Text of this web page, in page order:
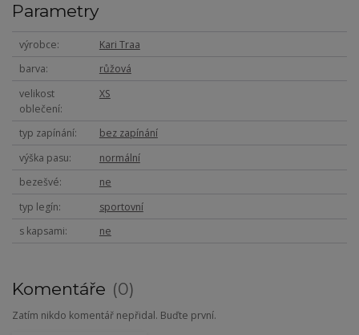
Parametry
výrobce
Kari Traa
barva
růžová
velikost
oblečení
XS
typ zapínání
bez zapínání
výška pasu
normální
bezešvé
ne
typ legín
sportovní
s kapsami
ne
Komentáře 0
Zatím nikdo komentář nepřidal. Buďte první.